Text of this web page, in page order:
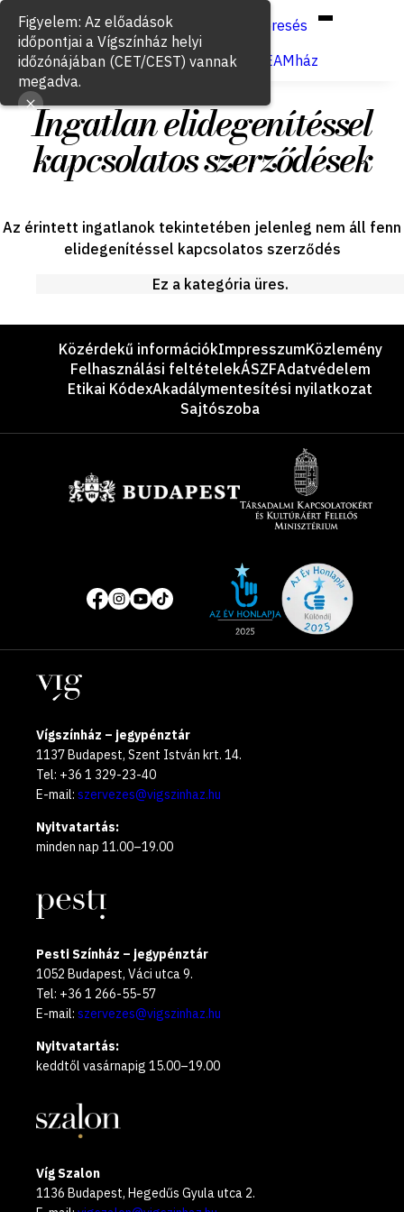
Keresés
Jegyvásárlás
VígSTREAMház
Ingatlan elidegenítéssel
kapcsolatos szerződések
Az érintett ingatlanok tekintetében jelenleg nem áll fenn
elidegenítéssel kapcsolatos szerződés
Ez a kategória üres.
LáblécKözérdekű információkImpresszumKözlemény
Felhasználási feltételekÁSZFAdatvédelem
Etikai KódexAkadálymentesítési nyilatkozat
Sajtószoba
Közösségi
média
oldalak
of
year
Helyszínek
Vígszínház – jegypénztár
1137 Budapest, Szent István krt. 14.
Tel: +36 1 329-23-40
E-mail: szervezes@vigszinhaz.hu
Nyitvatartás:
minden nap 11.00–19.00
Pesti Színház – jegypénztár
1052 Budapest, Váci utca 9.
Tel: +36 1 266-55-57
E-mail: szervezes@vigszinhaz.hu
Nyitvatartás:
keddtől vasárnapig 15.00–19.00
Víg Szalon
1136 Budapest, Hegedűs Gyula utca 2.
Figyelem: Az előadások
időpontjai a Vígszínház helyi
időzónájában (CET/CEST) vannak
megadva.